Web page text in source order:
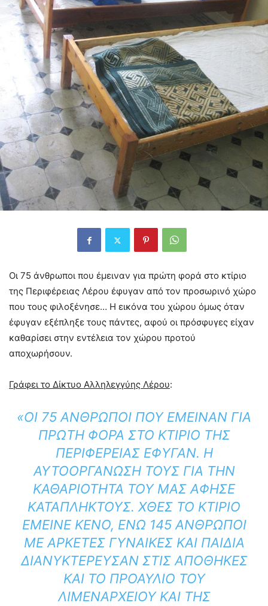
Οι 75 άνθρωποι που έμειναν για πρώτη φορά στο κτίριο
της Περιφέρειας Λέρου έφυγαν από τον προσωρινό χώρο
που τους φιλοξένησε… Η εικόνα του χώρου όμως όταν
έφυγαν εξέπληξε τους πάντες, αφού οι πρόσφυγες είχαν
καθαρίσει στην εντέλεια τον χώρου προτού
αποχωρήσουν.
Γράφει το Δίκτυο Αλληλεγγύης Λέρου:
«ΟΙ 75 ΆΝΘΡΩΠΟΙ ΠΟΥ ΈΜΕΙΝΑΝ ΓΙΑ
ΠΡΏΤΗ ΦΟΡΆ ΣΤΟ ΚΤΊΡΙΟ ΤΗΣ
ΠΕΡΙΦΈΡΕΙΑΣ ΈΦΥΓΑΝ. Η
ΑΥΤΟΟΡΓΆΝΩΣΉ ΤΟΥΣ ΓΙΑ ΤΗΝ
ΚΑΘΑΡΙΌΤΗΤΆ ΤΟΥ ΜΑΣ ΆΦΗΣΕ
ΚΑΤΆΠΛΗΚΤΟΥΣ. ΧΘΕΣ ΤΟ ΚΤΊΡΙΟ
ΈΜΕΙΝΕ ΚΕΝΌ, ΕΝΏ 145 ΆΝΘΡΩΠΟΙ
ΜΕ ΑΡΚΕΤΈΣ ΓΥΝΑΊΚΕΣ ΚΑΙ ΠΑΙΔΙΆ
ΔΙΑΝΥΚΤΈΡΕΥΣΑΝ ΣΤΙΣ ΑΠΟΘΉΚΕΣ
ΚΑΙ ΤΟ ΠΡΟΑΎΛΙΟ ΤΟΥ
ΛΙΜΕΝΑΡΧΕΊΟΥ ΚΑΙ ΤΗΣ